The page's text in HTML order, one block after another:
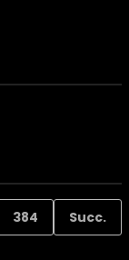
384 Succ.